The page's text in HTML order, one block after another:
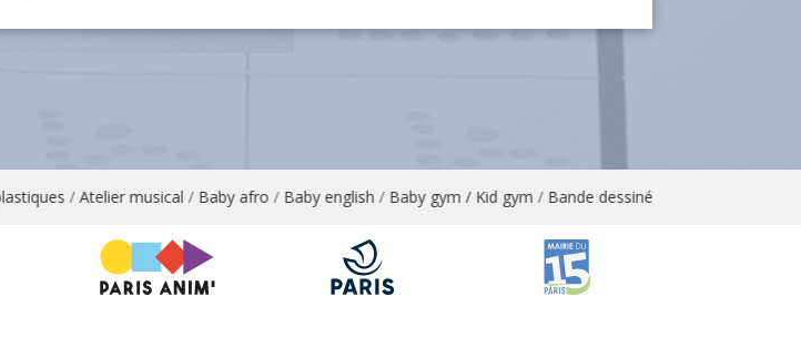
/Atelier musical/Baby afro/Baby english/Baby gym / Kid gym/Bande dessinée/